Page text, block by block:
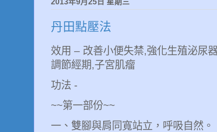
2013年9月25日 星期三
丹田點壓法
效用 – 改善小便失禁,強化生殖泌尿
調節經期,子宮肌瘤
功法 -
~~第一部份~~
一、雙腳與肩同寬站立，呼吸自然。